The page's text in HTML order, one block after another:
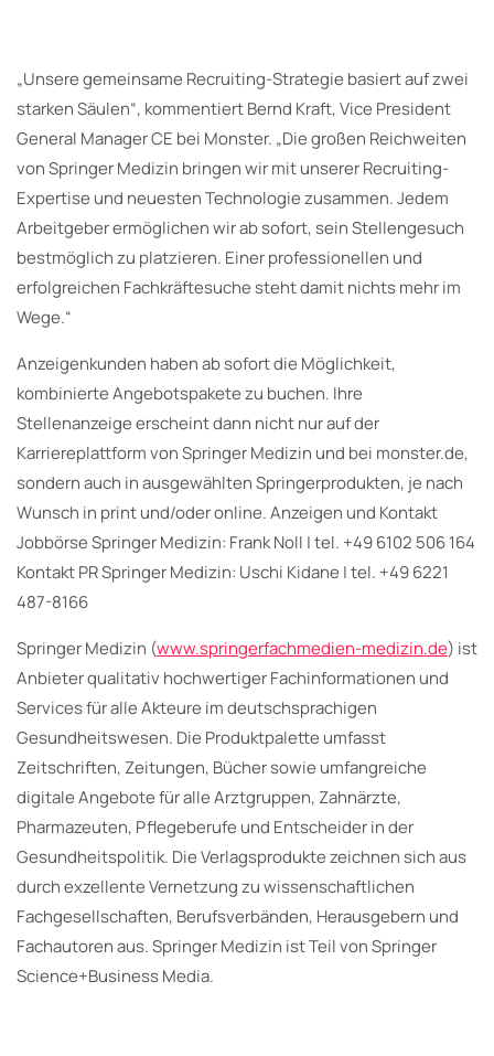
„Unsere gemeinsame Recruiting-Strategie basiert auf zwei
starken Säulen“, kommentiert Bernd Kraft, Vice President
General Manager CE bei Monster. „Die großen Reichweiten
von Springer Medizin bringen wir mit unserer Recruiting-
Expertise und neuesten Technologie zusammen. Jedem
Arbeitgeber ermöglichen wir ab sofort, sein Stellengesuch
bestmöglich zu platzieren. Einer professionellen und
erfolgreichen Fachkräftesuche steht damit nichts mehr im
Wege.“
Anzeigenkunden haben ab sofort die Möglichkeit,
kombinierte Angebotspakete zu buchen. Ihre
Stellenanzeige erscheint dann nicht nur auf der
Karriereplattform von Springer Medizin und bei monster.de,
sondern auch in ausgewählten Springerprodukten, je nach
Wunsch in print und/oder online. Anzeigen und Kontakt
Jobbörse Springer Medizin: Frank Noll | tel. +49 6102 506 164
Kontakt PR Springer Medizin: Uschi Kidane | tel. +49 6221
487-8166
Springer Medizin (www.springerfachmedien-medizin.de) ist
Anbieter qualitativ hochwertiger Fachinformationen und
Services für alle Akteure im deutschsprachigen
Gesundheitswesen. Die Produktpalette umfasst
Zeitschriften, Zeitungen, Bücher sowie umfangreiche
digitale Angebote für alle Arztgruppen, Zahnärzte,
Pharmazeuten, Pflegeberufe und Entscheider in der
Gesundheitspolitik. Die Verlagsprodukte zeichnen sich aus
durch exzellente Vernetzung zu wissenschaftlichen
Fachgesellschaften, Berufsverbänden, Herausgebern und
Fachautoren aus. Springer Medizin ist Teil von Springer
Science+Business Media.